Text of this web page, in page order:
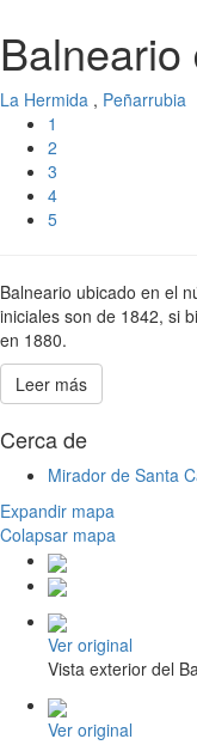
La Hermida , Peñarrubia
1
2
3
4
5
Balneario ubicado en el
iniciales son de 1842, si
en 1880.
Leer más
Cerca de
Mirador de Santa
Expandir mapa
Colapsar mapa
Ver original
Vista exterior del
Ver original